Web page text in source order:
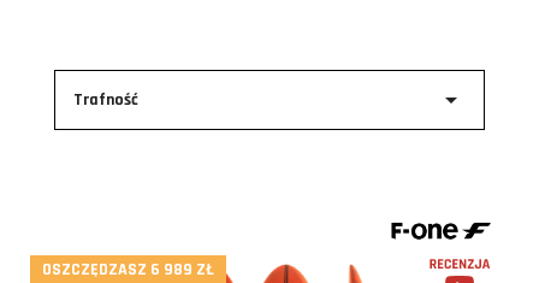
Trafność 
OSZCZĘDZASZ 6 989 ZŁ